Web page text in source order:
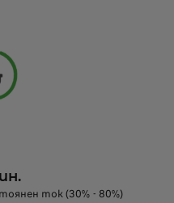
ток (30% - 80%)